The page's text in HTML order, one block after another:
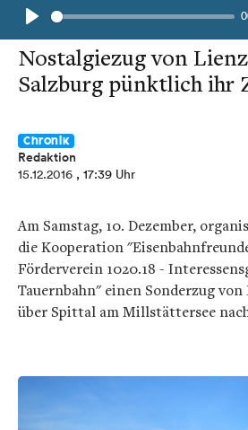
Play
Über 200 Reisende
Nostalgiezug von
Salzburg pünktlich ihr
Chronik
Redaktion
15.12.2016 , 17:39 Uhr
Am Samstag, 10. Dezember,
die Kooperation
Förderverein 1020.18 -
Tauernbahn" einen Sonderzug
über Spittal am Millstättersee